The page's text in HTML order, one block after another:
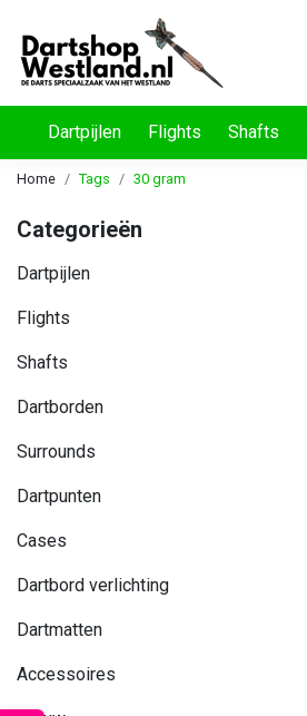
Dartpijlen Flights Shafts
Home Tags 30 gram
Categorieën
Dartpijlen
Flights
Shafts
Dartborden
Surrounds
Dartpunten
Cases
Dartbord verlichting
Dartmatten
Accessoires